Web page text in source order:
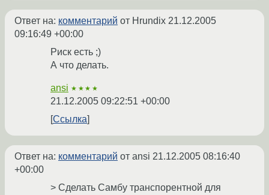
Ответ на: комментарий от Hrundix 21.12.2005
09:16:49 +00:00
Риск есть ;)
А что делать.
ansi ★★★★
21.12.2005 09:22:51 +00:00
Ссылка
Ответ на: комментарий от ansi 21.12.2005 08:16:40
+00:00
> Сделать Самбу транспорентной для